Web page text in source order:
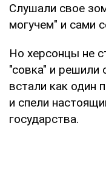
Слушали свое
могучем" и сами
Но херсонцы не
"совка" и решили
встали как один
и спели
государства.